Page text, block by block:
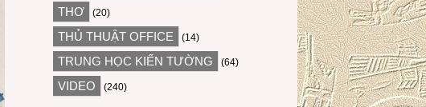
THƠ (20)
THỦ THUẬT OFFICE (14)
TRUNG HỌC KIẾN TƯỜNG (64)
VIDEO (240)